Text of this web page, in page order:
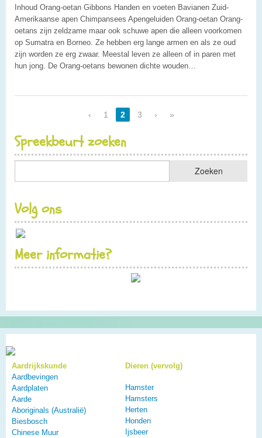
Inhoud Orang-oetan Gibbons Handen en voeten Bavianen Zuid-
Amerikaanse apen Chimpansees Apengeluiden Orang-oetan Orang-
oetans zijn zeldzame maar ook schuwe apen die alleen voorkomen
op Sumatra en Borneo. Ze hebben erg lange armen en als ze oud
zijn worden ze erg zwaar. Meestal leven ze alleen of in paren met
hun jong. De Orang-oetans bewonen dichte wouden…
‹ 1 2 3 › »
Spreekbeurt zoeken
Volg ons
Meer informatie?
Aardrijkskunde
Aardbevingen
Aardplaten
Aarde
Aboriginals (Australië)
Biesbosch
Chinese Muur
Dieren (vervolg)
Hamster
Hamsters
Herten
Honden
Ijsbeer